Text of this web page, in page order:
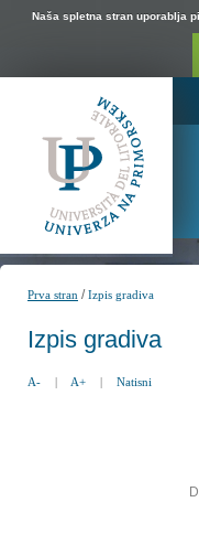
Naša spletna stran uporablja
Prva stran /Izpis gradiva
Izpis gradiva
A- | A+ | Natisni